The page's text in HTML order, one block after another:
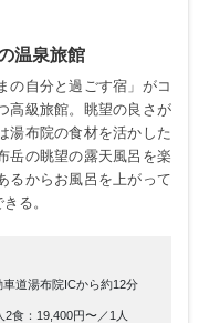
温泉旅館
の自分と過ごす宿」がコ
高級旅館。眺望の良さが
湯布院の食材を活かした
岳の眺望の露天風呂を楽
るからお風呂を上がって
る。
道湯布院ICから約12分
食：19,400円〜／1人